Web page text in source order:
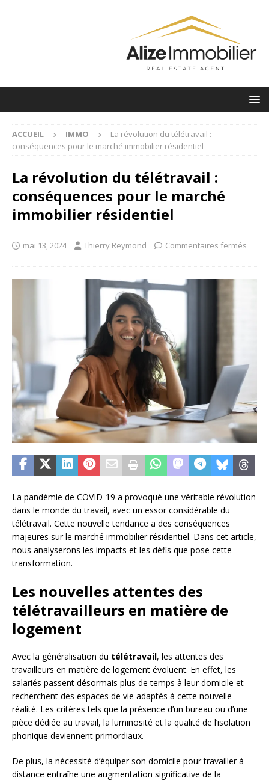
ACCUEIL IMMO
La révolution du télétravail :
conséquences pour le marché immobilier résidentiel
La révolution du télétravail :
conséquences pour le marché
immobilier résidentiel
mai 13, 2024 Thierry Reymond Commentaires fermés
La pandémie de COVID-19 a provoqué une véritable révolution
dans le monde du travail, avec un essor considérable du
télétravail. Cette nouvelle tendance a des conséquences
majeures sur le marché immobilier résidentiel. Dans cet article,
nous analyserons les impacts et les défis que pose cette
transformation.
Les nouvelles attentes des
télétravailleurs en matière de
logement
Avec la généralisation du télétravail, les attentes des
travailleurs en matière de logement évoluent. En effet, les
salariés passent désormais plus de temps à leur domicile et
recherchent des espaces de vie adaptés à cette nouvelle
réalité. Les critères tels que la présence d’un bureau ou d’une
pièce dédiée au travail, la luminosité et la qualité de l’isolation
phonique deviennent primordiaux.
De plus, la nécessité d’équiper son domicile pour travailler à
distance entraîne une augmentation significative de la